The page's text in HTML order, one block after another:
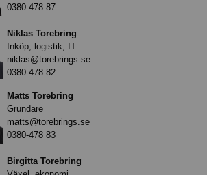
0380-478 87
Niklas Torebring
Inköp, logistik, IT
niklas@torebrings.se
0380-478 82
Matts Torebring
Grundare
matts@torebrings.se
0380-478 83
Birgitta Torebring